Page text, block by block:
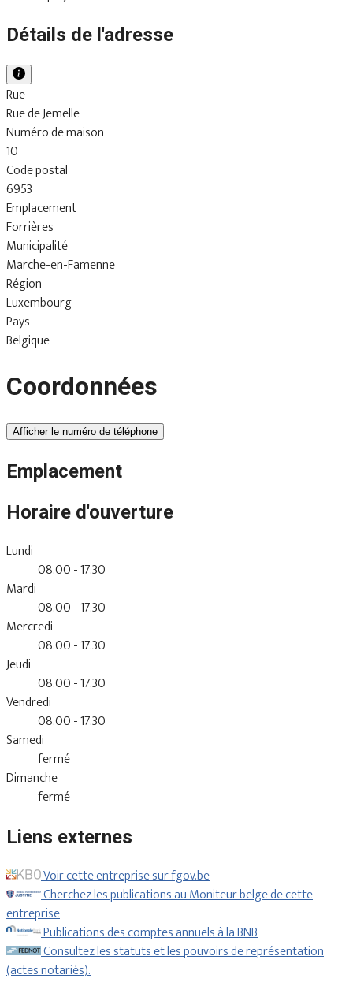
Détails de l'adresse
Rue
Rue de Jemelle
Numéro de maison
10
Code postal
6953
Emplacement
Forrières
Municipalité
Marche-en-Famenne
Région
Luxembourg
Pays
Belgique
Coordonnées
Afficher le numéro de téléphone
Emplacement
Horaire d'ouverture
Lundi
08.00 - 17.30
Mardi
08.00 - 17.30
Mercredi
08.00 - 17.30
Jeudi
08.00 - 17.30
Vendredi
08.00 - 17.30
Samedi
fermé
Dimanche
fermé
Liens externes
Voir cette entreprise sur fgov.be
Cherchez les publications au Moniteur belge de cette
entreprise
Publications des comptes annuels à la BNB
Consultez les statuts et les pouvoirs de représentation
(actes notariés).